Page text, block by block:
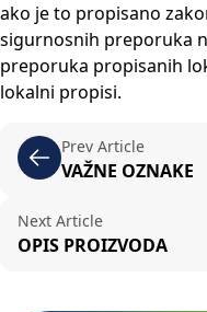
ako je to propisano
sigurnosnih preporuka
preporuka propisanih
lokalni propisi.
Prev Article
VAŽNE OZNAKE
Next Article
OPIS PROIZVODA